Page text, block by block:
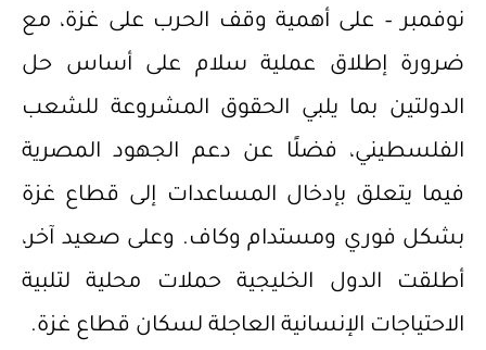
نوفمبر – على أهمية وقف الحرب على غزة، مع
ضرورة إطلاق عملية سلام على أساس حل
الدولتين بما يلبي الحقوق المشروعة للشعب
الفلسطيني، فضلًا عن دعم الجهود المصرية
فيما يتعلق بإدخال المساعدات إلى قطاع غزة
بشكل فوري ومستدام وكاف. وعلى صعيد آخر،
أطلقت الدول الخليجية حملات محلية لتلبية
الاحتياجات الإنسانية العاجلة لسكان قطاع غزة.